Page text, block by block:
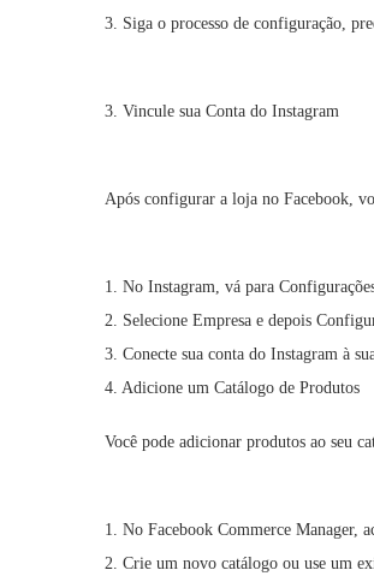
3. Siga o processo de configuração,
3. Vincule sua Conta do Instagram
Após configurar a loja no Facebook,
1. No Instagram, vá para
2. Selecione Empresa e depois
3. Conecte sua conta do Instagram à
4. Adicione um Catálogo de Produtos
Você pode adicionar produtos ao seu
1. No Facebook Commerce Manager,
2. Crie um novo catálogo ou use um